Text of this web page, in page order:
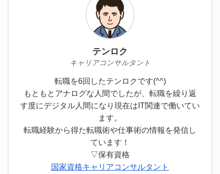
テンロク
キャリアコンサルタント
転職を6回したテンロクです(^^)
もともとアナログな人間でしたが、転職を繰り返
す度にデジタル人間になり現在はIT関連で働いてい
ます。
転職経験から得た転職術や仕事術の情報を発信し
ています！
▽保有資格
国家資格キャリアコンサルタント